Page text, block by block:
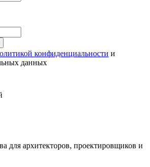
конфиденциальности и
данных
для архитекторов, проектировщиков и